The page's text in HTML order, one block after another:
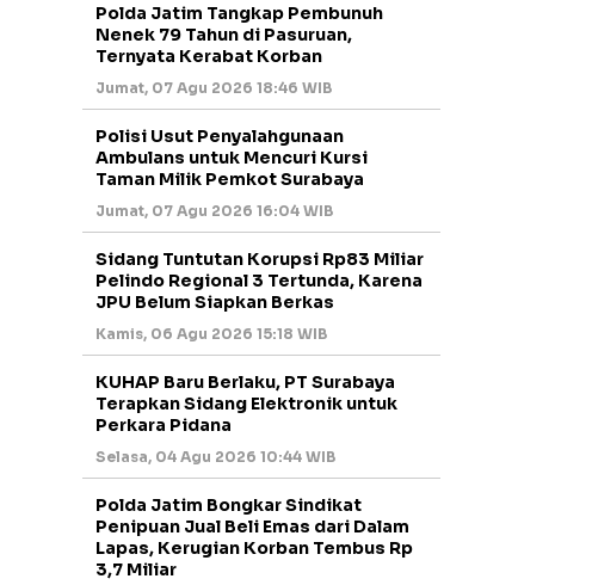
Polda Jatim Tangkap Pembunuh
Nenek 79 Tahun di Pasuruan,
Ternyata Kerabat Korban
Jumat, 07 Agu 2026 18:46 WIB
Polisi Usut Penyalahgunaan
Ambulans untuk Mencuri Kursi
Taman Milik Pemkot Surabaya
Jumat, 07 Agu 2026 16:04 WIB
Sidang Tuntutan Korupsi Rp83 Miliar
Pelindo Regional 3 Tertunda, Karena
JPU Belum Siapkan Berkas
Kamis, 06 Agu 2026 15:18 WIB
KUHAP Baru Berlaku, PT Surabaya
Terapkan Sidang Elektronik untuk
Perkara Pidana
Selasa, 04 Agu 2026 10:44 WIB
Polda Jatim Bongkar Sindikat
Penipuan Jual Beli Emas dari Dalam
Lapas, Kerugian Korban Tembus Rp
3,7 Miliar